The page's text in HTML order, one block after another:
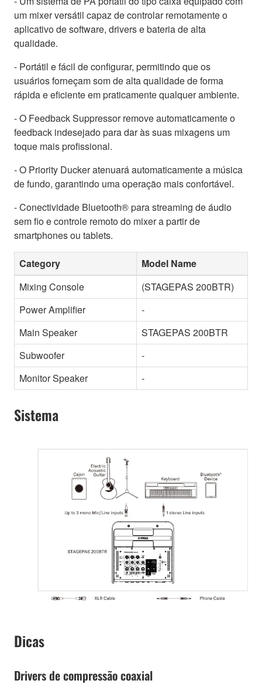
um mixer versátil capaz de controlar remotamente o
aplicativo de software, drivers e bateria de alta
qualidade.
- Portátil e fácil de configurar, permitindo que os
usuários forneçam som de alta qualidade de forma
rápida e eficiente em praticamente qualquer ambiente.
- O Feedback Suppressor remove automaticamente o
feedback indesejado para dar às suas mixagens um
toque mais profissional.
- O Priority Ducker atenuará automaticamente a música
de fundo, garantindo uma operação mais confortável.
- Conectividade Bluetooth® para streaming de áudio
sem fio e controle remoto do mixer a partir de
smartphones ou tablets.
Category
Model Name
Mixing Console
(STAGEPAS 200BTR)
Power Amplifier
-
Main Speaker
STAGEPAS 200BTR
Subwoofer
-
Monitor Speaker
-
Sistema
Dicas
Drivers de compressão coaxial